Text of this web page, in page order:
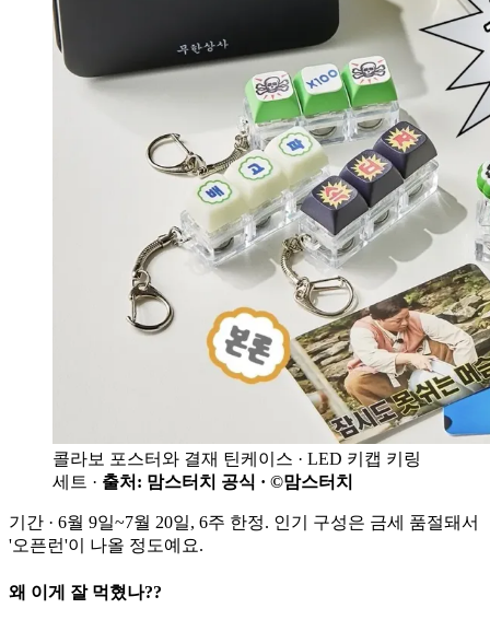
콜라보 포스터와 결재 틴케이스 · LED 키캡 키링
세트 · 출처: 맘스터치 공식 · ©맘스터치
기간 · 6월 9일~7월 20일, 6주 한정. 인기 구성은 금세 품절돼서
'오픈런'이 나올 정도예요.
왜 이게 잘 먹혔나??